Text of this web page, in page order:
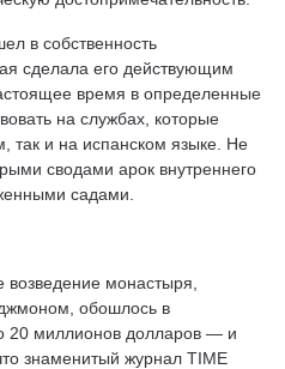
в собственность
сделала его действующим
время в определенные
на службах, которые
так и на испанском языке. Не
сводами арок внутреннего
садами.
монастыря,
обошлось в
миллионов долларов — и
знаменитый журнал TIME